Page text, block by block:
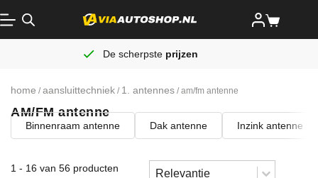
De scherpste prijzen
home / aansluittechniek / 1. antennes / am/fm antenne
AM/FM antenne
Binnenraam antenne Dak antenne Inzink antenne
1 - 16 van 56 producten Sorteren
Sort content
Sort content